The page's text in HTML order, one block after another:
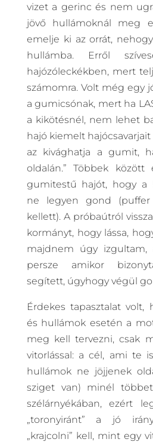
vizet a gerinc és nem
jövő hullámoknál meg
emelje ki az orrát,
hullámba. Erről
hajózóleckékben, mert
számomra. Volt még egy
a gumicsónak, mert ha
a kikötésnél, nem lehet
hajó kiemelt
az kivághatja a gumit,
oldalán.” Többek
gumitestű hajót, hogy a
ne legyen gond
kellett). A próbaútról
kormányt, hogy lássa,
majdnem úgy izgultam,
persze amikor
segített, úgyhogy végül
Érdekes tapasztalat volt,
és hullámok esetén a
meg kell tervezni, csak
vitorlással: a cél, ami te
hullámok ne jöjjenek
sziget van) minél
szélárnyékában, ezért
„toronyiránt” a jó
„krajcolni” kell, mint egy